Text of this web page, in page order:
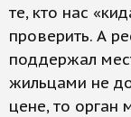
те, кто нас
проверить. А
поддержал
жильцами не
цене, то орган